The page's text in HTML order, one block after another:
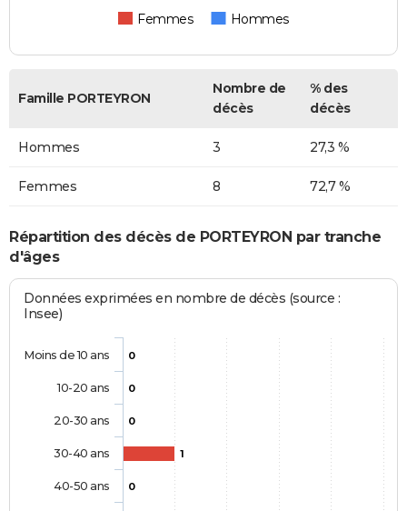
Femmes Hommes
Famille PORTEYRON
Nombre de
décès
% des
décès
Hommes 3 27,3 %
Femmes 8 72,7 %
Répartition des décès de PORTEYRON par tranche
d'âges
Données exprimées en nombre de décès (source :
Insee)
0
0
0
1
0
Moins de 10 ans
10-20 ans
20-30 ans
30-40 ans
40-50 ans